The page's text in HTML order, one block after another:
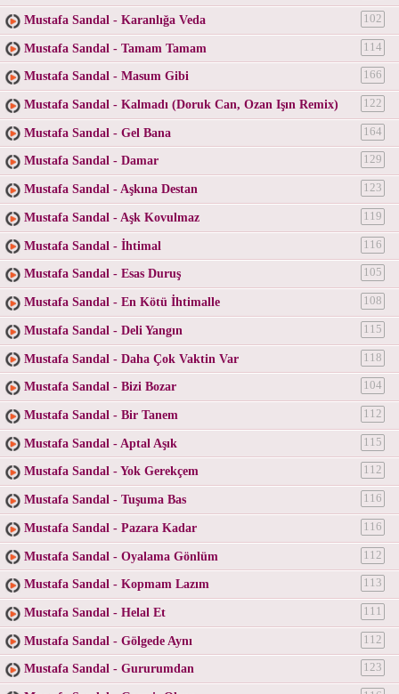
Mustafa Sandal - Karanlığa Veda 102
Mustafa Sandal - Tamam Tamam 114
Mustafa Sandal - Masum Gibi 166
Mustafa Sandal - Kalmadı (Doruk Can, Ozan Işın Remix) 122
Mustafa Sandal - Gel Bana 164
Mustafa Sandal - Damar 129
Mustafa Sandal - Aşkına Destan 123
Mustafa Sandal - Aşk Kovulmaz 119
Mustafa Sandal - İhtimal 116
Mustafa Sandal - Esas Duruş 105
Mustafa Sandal - En Kötü İhtimalle 108
Mustafa Sandal - Deli Yangın 115
Mustafa Sandal - Daha Çok Vaktin Var 118
Mustafa Sandal - Bizi Bozar 104
Mustafa Sandal - Bir Tanem 112
Mustafa Sandal - Aptal Aşık 115
Mustafa Sandal - Yok Gerekçem 112
Mustafa Sandal - Tuşuma Bas 116
Mustafa Sandal - Pazara Kadar 116
Mustafa Sandal - Oyalama Gönlüm 112
Mustafa Sandal - Kopmam Lazım 113
Mustafa Sandal - Helal Et 111
Mustafa Sandal - Gölgede Aynı 112
Mustafa Sandal - Gururumdan 123